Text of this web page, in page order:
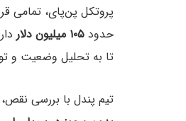
پروتکل پن‌پای، تمامی
حدود ۱۰۵ میلیون دلار
تا به تحلیل وضعیت و
تیم پندل با بررسی